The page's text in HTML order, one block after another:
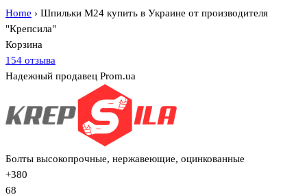
Home › Шпильки М24 купить в Украине от производителя
"Крепсила"
Корзина
154 отзыва
Надежный продавец Prom.ua
Болты высокопрочные, нержавеющие, оцинкованные
+380
68